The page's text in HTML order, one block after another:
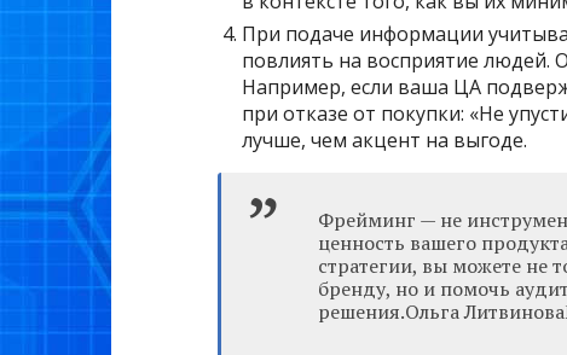
При подаче информации
повлиять на восприятие
Например, если ваша ЦА
при отказе от покупки: «Не
лучше, чем акцент на выгоде.
Фрейминг — не
ценность вашего
стратегии, вы можете не
бренду, но и помочь
решения.Ольга